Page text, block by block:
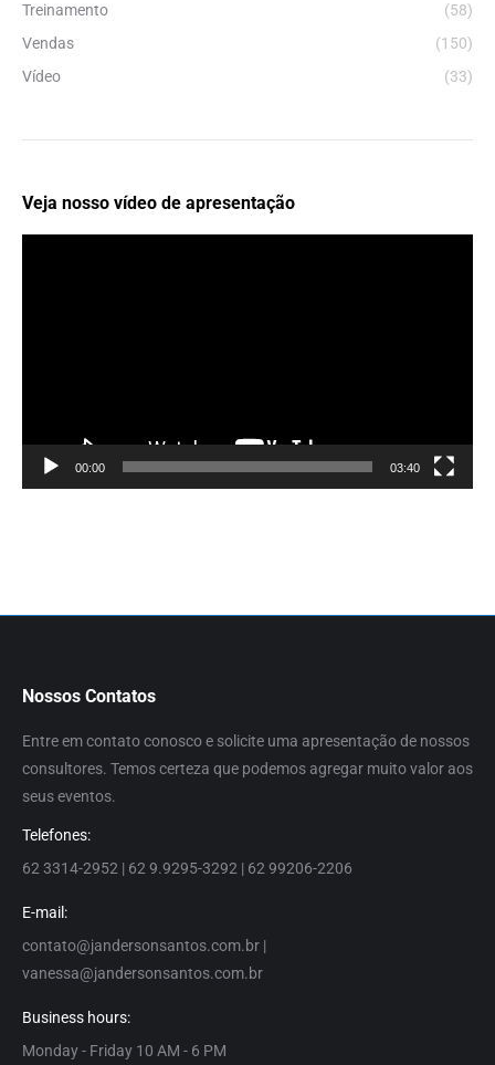
Treinamento
(58)
Vendas
(150)
Vídeo
(33)
Veja nosso vídeo de apresentação
00:00 03:40
Nossos Contatos
Entre em contato conosco e solicite uma apresentação de nossos
consultores. Temos certeza que podemos agregar muito valor aos
seus eventos.
Telefones:
62 3314-2952 | 62 9.9295-3292 | 62 99206-2206
E-mail:
contato@jandersonsantos.com.br |
vanessa@jandersonsantos.com.br
Business hours:
Monday - Friday 10 AM - 6 PM